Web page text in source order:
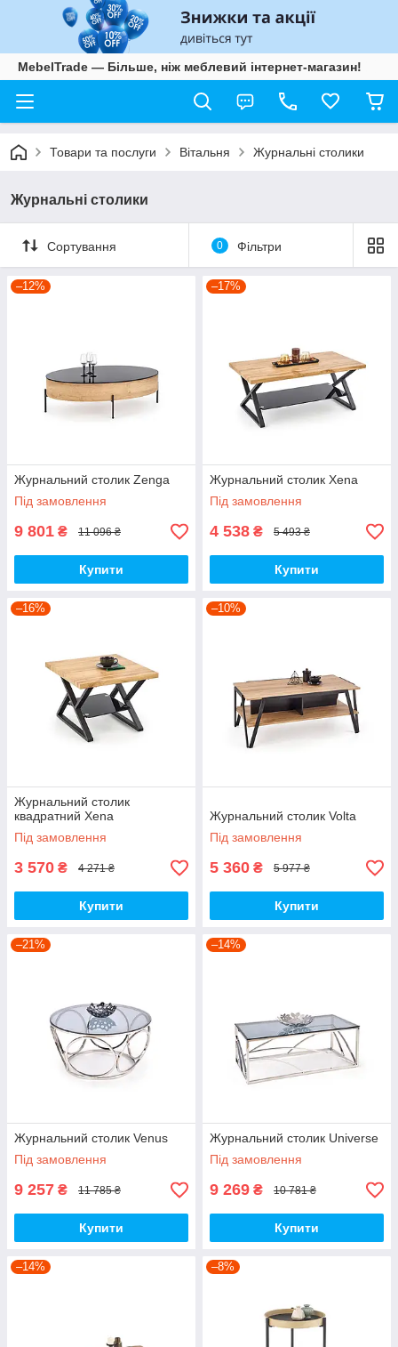
MebelTrade — Більше, ніж меблевий інтернет-магазин!
Товари та послуги Вітальня Журнальні столики
Журнальні столики
Сортування 0 Фільтри
–12%
Журнальний столик Zenga
Під замовлення
9 801 ₴ 11 096 ₴
Купити
–17%
Журнальний столик Xena
Під замовлення
4 538 ₴ 5 493 ₴
Купити
–16%
Журнальний столик
квадратний Xena
Під замовлення
3 570 ₴ 4 271 ₴
Купити
–10%
Журнальний столик Volta
Під замовлення
5 360 ₴ 5 977 ₴
Купити
–21%
Журнальний столик Venus
Під замовлення
9 257 ₴ 11 785 ₴
Купити
–14%
Журнальний столик Universe
Під замовлення
9 269 ₴ 10 781 ₴
Купити
–14% –8%